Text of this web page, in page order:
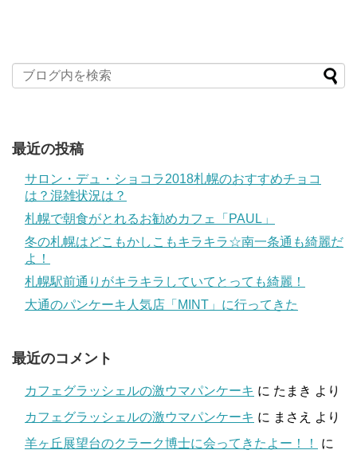
最近の投稿
サロン・デュ・ショコラ2018札幌のおすすめチョコ
は？混雑状況は？
札幌で朝食がとれるお勧めカフェ「PAUL」
冬の札幌はどこもかしこもキラキラ☆南一条通も綺麗だ
よ！
札幌駅前通りがキラキラしていてとっても綺麗！
大通のパンケーキ人気店「MINT」に行ってきた
最近のコメント
カフェグラッシェルの激ウマパンケーキ に たまき より
カフェグラッシェルの激ウマパンケーキ に まさえ
より
羊ヶ丘展望台のクラーク博士に会ってきたよー！！
に